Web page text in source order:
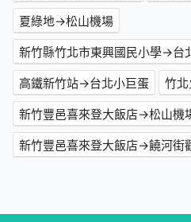
夏綠地→松山機場
新竹縣竹北市東興國民小學→台
高鐵新竹站→台北小巨蛋
竹
新竹豐邑喜來登大飯店→松山機
新竹豐邑喜來登大飯店→饒河街